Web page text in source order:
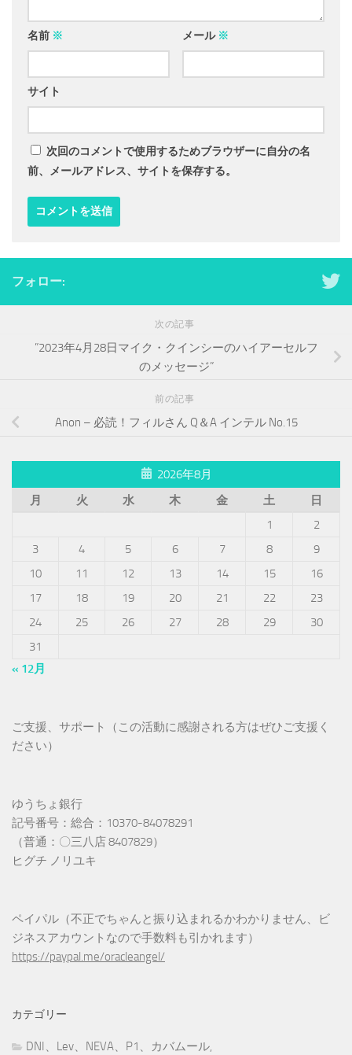
名前 ※ メール ※
サイト
次回のコメントで使用するためブラウザーに自分の名
前、メールアドレス、サイトを保存する。
フォロー:
次の記事
”2023年4月28日マイク・クインシーのハイアーセルフ
のメッセージ”
前の記事
Anon – 必読！フィルさん Q＆A インテル No.15
2026年8月
月
火 水 木 金 土
日
1
2
3
4 5 6 7 8
9
10
11 12 13 14 15
16
17
18 19 20 21 22
23
24
25 26 27 28 29
30
31
« 12月
ご支援、サポート（この活動に感謝される方はぜひご支援く
ださい）
ゆうちょ銀行
記号番号：総合：10370-84078291
（普通：〇三八店 8407829）
ヒグチ ノリユキ
ペイパル（不正でちゃんと振り込まれるかわかりません、ビ
ジネスアカウントなので手数料も引かれます）
https://paypal.me/oracleangel/
カテゴリー
DNI、Lev、NEVA、P1、カバムール,